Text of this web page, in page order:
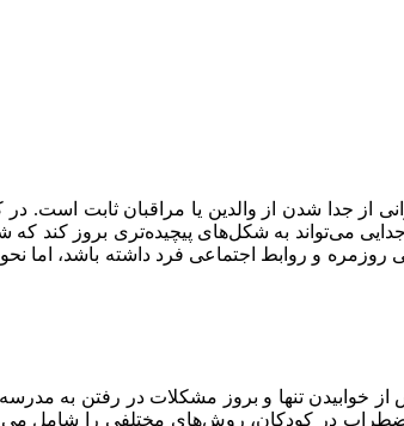
از جدا شدن از والدین یا مراقبان ثابت است.
جدایی می‌تواند به شکل‌های پیچیده‌تری بروز
و روابط اجتماعی فرد داشته باشد، اما
ترس از خوابیدن تنها و بروز مشکلات در رفتن
در کودکان، روش‌های مختلفی را شامل می